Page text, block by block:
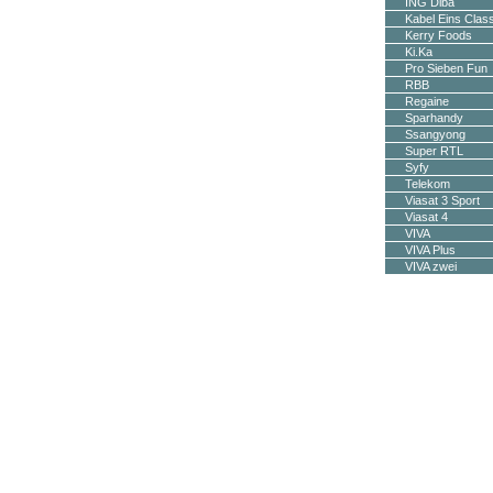
Kabel Eins
Kerry Foods
Ki.Ka
Pro Sieben Fun
RBB
Regaine
Sparhandy
Ssangyong
Super RTL
Syfy
Telekom
Viasat 3 Sport
Viasat 4
VIVA
VIVA Plus
VIVA zwei